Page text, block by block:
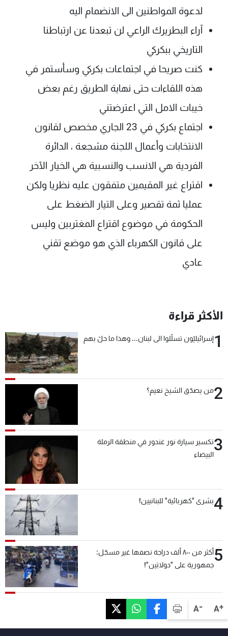
A+
A-
لدعوة المواطنين الى الانضمام اليه
آراء البطريرك الراعي لن تبعدنا عن ارتباطنا
التاريخي ببكركي
كنت صريحا في اجتماعات بكركي وسأستمر في
هذه اللقاءات حتى نهاية الطريق رغم بعض
خيبات الامل التي اعترضتني
اجتماع بكركي في 23 الجاري مخصص لقانون
الانتخابات وأعمال اللجنة مشجعة ، الدائرة
الفردية هي الانسب والنسبية هي الخيار الآخر
اقتراع غير المقيمين متفقون عليه نظريا ولكن
عمليا ثمة تقصير وعلى التيار الضغط على
الحكومة في موضوع اقتراع المغتربين وليس
على قانون الكهرباء الذي هو موضع تقني
عادي
الأكثر قراءة
1إسرائيليّون تسلّلوا الى لبنان... وهذا ما حلّ بهم
2من يصدّق الشيخ نعيم؟
3تكسير سيارة نور غندور في منطقة الرملة
البيضاء
4بشرى "كهربائية" للبنانيين!
5
أكثر من ٨٠٠ ألف دراجة نصفها غير مسجّل:
جمهورية على "دولابَين"!